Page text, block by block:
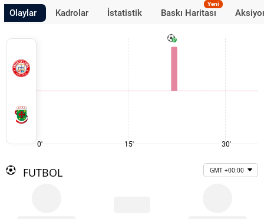
Olaylar Kadrolar İstatistik Baskı Haritası
Yeni
0' 15' 30'
FUTBOL GMT +00:00